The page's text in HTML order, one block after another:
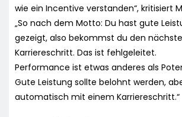
wie ein Incentive verstanden“, kritisiert
„So nach dem Motto: Du hast gute
gezeigt, also bekommst du den
Karriereschritt. Das ist fehlgeleitet.
Performance ist etwas anderes als
Gute Leistung sollte belohnt werden,
automatisch mit einem Karriereschritt.“